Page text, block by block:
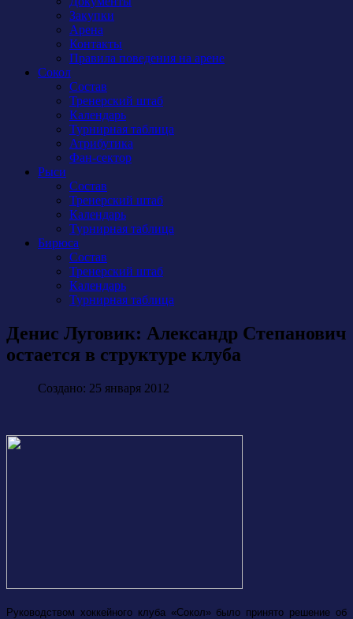
Закупки
Арена
Контакты
Правила поведения на арене
Сокол
Состав
Тренерский штаб
Календарь
Турнирная таблица
Атрибутика
Фан-сектор
Рыси
Состав
Тренерский штаб
Календарь
Турнирная таблица
Бирюса
Состав
Тренерский штаб
Календарь
Турнирная таблица
Денис Луговик: Александр Степанович
остается в структуре клуба
Создано: 25 января 2012
Руководством хоккейного клуба «Сокол» было принято решение об